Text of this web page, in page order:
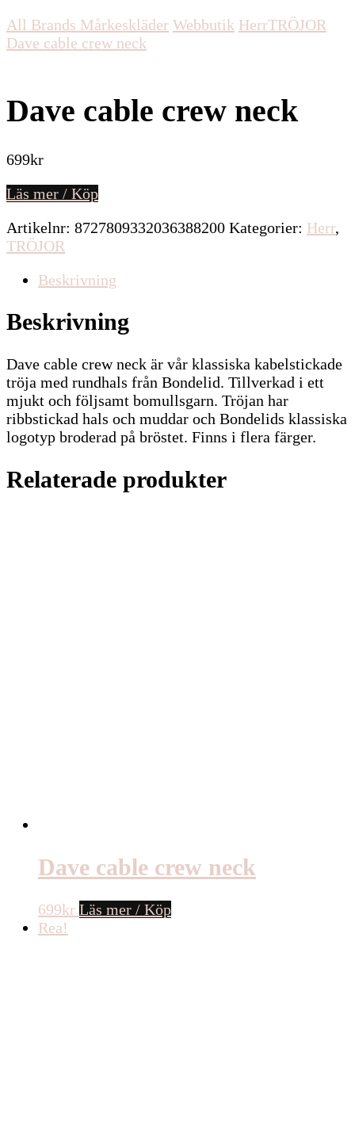
All Brands Mårkeskläder Webbutik HerrTRÖJOR
Dave cable crew neck
Dave cable crew neck
699kr
Läs mer / Köp
Artikelnr: 8727809332036388200 Kategorier: Herr,
TRÖJOR
Beskrivning
Beskrivning
Dave cable crew neck är vår klassiska kabelstickade
tröja med rundhals från Bondelid. Tillverkad i ett
mjukt och följsamt bomullsgarn. Tröjan har
ribbstickad hals och muddar och Bondelids klassiska
logotyp broderad på bröstet. Finns i flera färger.
Relaterade produkter
Dave cable crew neck
699kr Läs mer / Köp
Rea!